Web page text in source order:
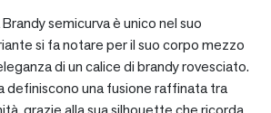
semicurva è unico nel suo
si fa notare per il suo corpo mezzo
di un calice di brandy rovesciato.
definiscono una fusione raffinata tra